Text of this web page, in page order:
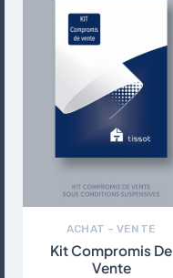
ACHAT – VENTE
Kit Compromis De
Vente